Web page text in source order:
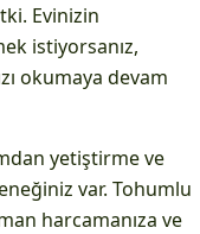
Evinizin
istiyorsanız,
okumaya devam
yetiştirme ve
var. Tohumlu
harcamanıza ve